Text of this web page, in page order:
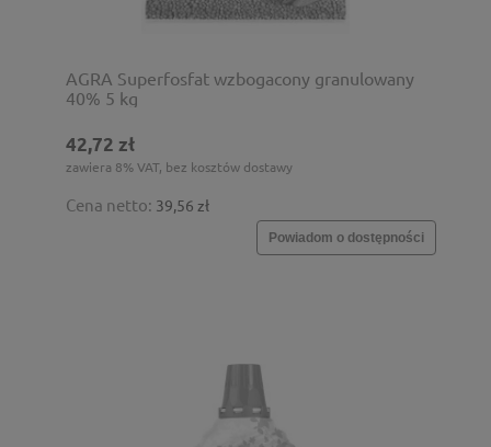
AGRA Superfosfat wzbogacony granulowany
40% 5 kg
42,72 zł
zawiera 8% VAT, bez kosztów dostawy
Cena netto: 39,56 zł
Powiadom o dostępności